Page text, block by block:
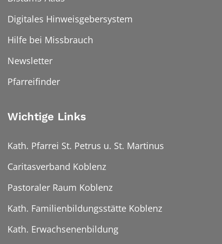
Digitales Hinweisgebersystem
Hilfe bei Missbrauch
Newsletter
Pfarreifinder
Wichtige Links
Kath. Pfarrei St. Petrus u. St. Martinus
Caritasverband Koblenz
Pastoraler Raum Koblenz
Kath. Familienbildungsstätte Koblenz
Kath. Erwachsenenbildung